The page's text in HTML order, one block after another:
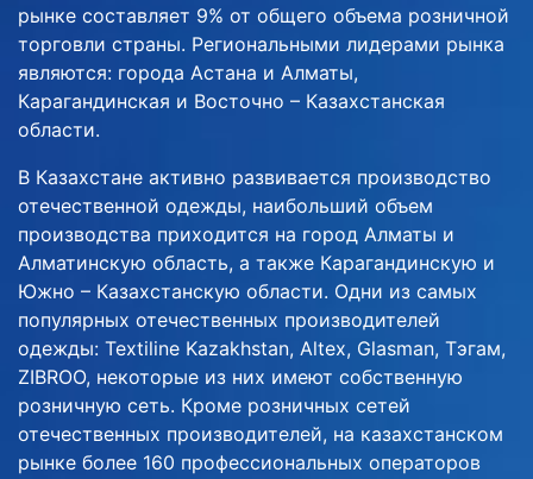
рынке составляет 9% от общего объема розничной
торговли страны. Региональными лидерами рынка
являются: города Астана и Алматы,
Карагандинская и Восточно – Казахстанская
области.
В Казахстане активно развивается производство
отечественной одежды, наибольший объем
производства приходится на город Алматы и
Алматинскую область, а также Карагандинскую и
Южно – Казахстанскую области. Одни из самых
популярных отечественных производителей
одежды: Textiline Kazakhstan, Altex, Glasman, Тэгам,
ZIBROO, некоторые из них имеют собственную
розничную сеть. Кроме розничных сетей
отечественных производителей, на казахстанском
рынке более 160 профессиональных операторов